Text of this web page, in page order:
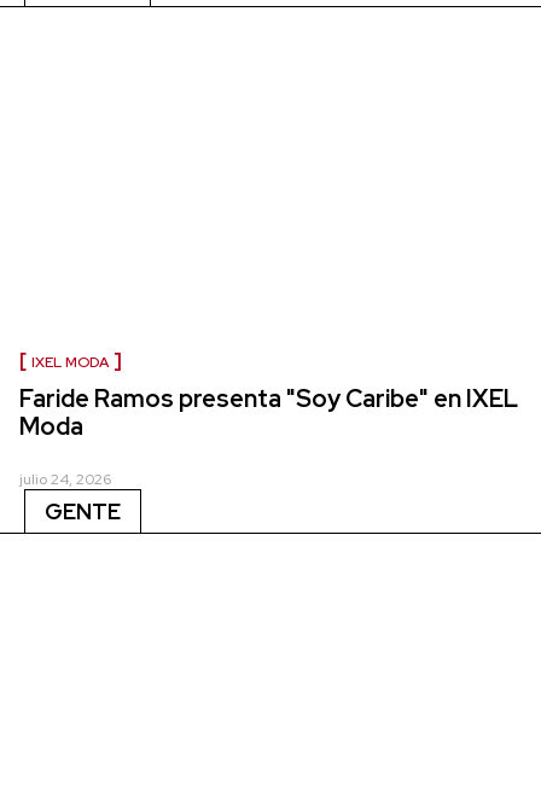
IXEL MODA
Faride Ramos presenta "Soy Caribe" en IXEL
Moda
julio 24, 2026
GENTE